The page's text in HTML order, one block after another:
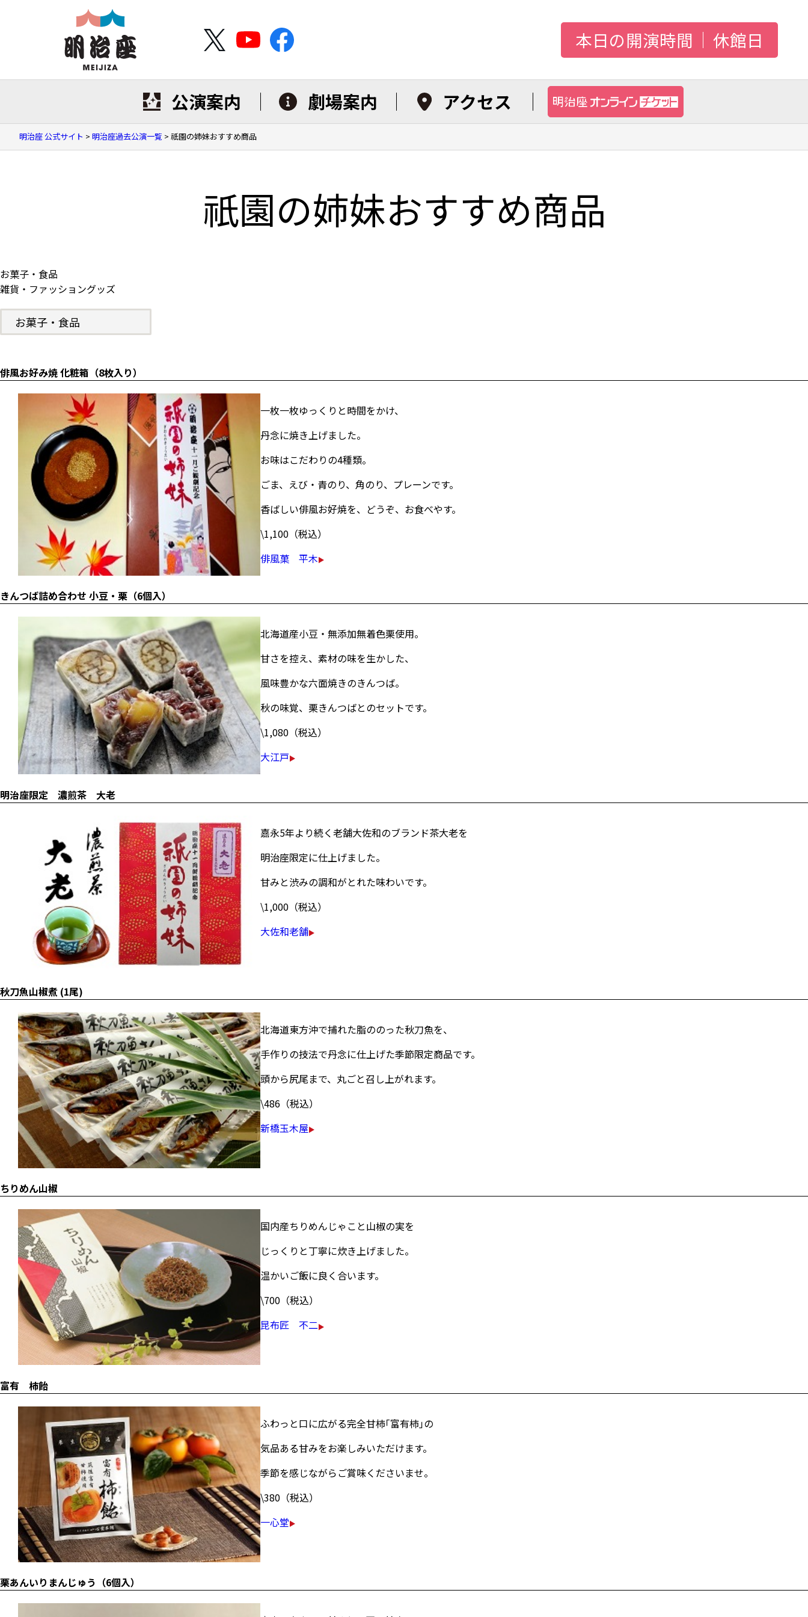
本日の開演時間 休館日
公演案内 劇場案内 アクセス
明治座 公式サイト > 明治座過去公演一覧 > 祇園の姉妹おすすめ商品
祇園の姉妹おすすめ商品
お菓子・食品
雑貨・ファッショングッズ
お菓子・食品
俳風お好み焼 化粧箱（8枚入り）
一枚一枚ゆっくりと時間をかけ、
丹念に焼き上げました。
お味はこだわりの4種類。
ごま、えび・青のり、角のり、プレーンです。
香ばしい俳風お好焼を、どうぞ、お食べやす。
\1,100（税込）
俳風菓 平木
きんつば詰め合わせ 小豆・栗（6個入）
北海道産小豆・無添加無着色栗使用。
甘さを控え、素材の味を生かした、
風味豊かな六面焼きのきんつば。
秋の味覚、栗きんつばとのセットです。
\1,080（税込）
大江戸
明治座限定 濃煎茶 大老
嘉永5年より続く老舗大佐和のブランド茶大老を
明治座限定に仕上げました。
甘みと渋みの調和がとれた味わいです。
\1,000（税込）
大佐和老舗
秋刀魚山椒煮 (1尾)
北海道東方沖で捕れた脂ののった秋刀魚を、
手作りの技法で丹念に仕上げた季節限定商品です。
頭から尻尾まで、丸ごと召し上がれます。
\486（税込）
新橋玉木屋
ちりめん山椒
国内産ちりめんじゃこと山椒の実を
じっくりと丁寧に炊き上げました。
温かいご飯に良く合います。
\700（税込）
昆布匠 不二
富有 柿飴
ふわっと口に広がる完全甘柿｢富有柿｣の
気品ある甘みをお楽しみいただけます。
季節を感じながらご賞味くださいませ。
\380（税込）
一心堂
栗あんいりまんじゅう（6個入）